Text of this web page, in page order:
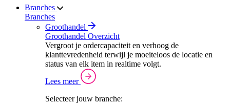
Branches
Branches
Groothandel
Groothandel Overzicht
Vergroot je ordercapaciteit en verhoog de
klanttevredenheid terwijl je moeiteloos de locatie en
status van elk item in realtime volgt.
Lees meer
Selecteer jouw branche: